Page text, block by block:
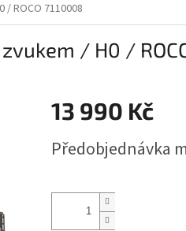
/ ROCO 7110008
/ H0 /
13 990 Kč
cena:
Předobjednávka